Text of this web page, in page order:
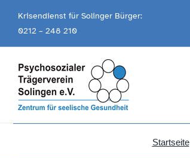
Krisendienst für Solinger Bürger:
0212 – 248 210
Startseite